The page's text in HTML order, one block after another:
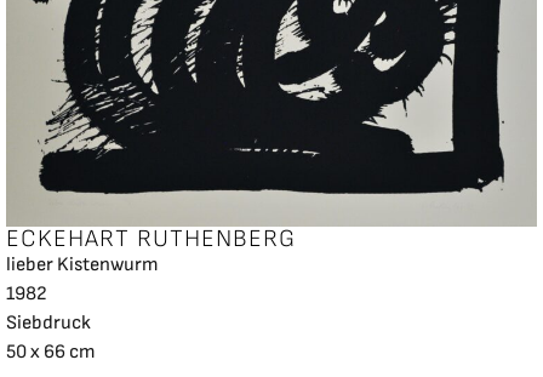
ECKEHART RUTHENBERG
lieber Kistenwurm
1982
Siebdruck
50 x 66 cm